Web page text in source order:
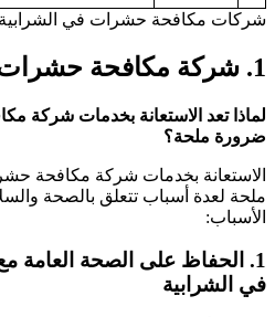
مكافحة حشرات في الشرابية
شركة مكافحة حشرات
تعد الاستعانة بخدمات شركة
ملحة؟
بخدمات شركة مكافحة
لعدة أسباب تتعلق بالصحة
الحفاظ على الصحة العامةمع
الشرابية